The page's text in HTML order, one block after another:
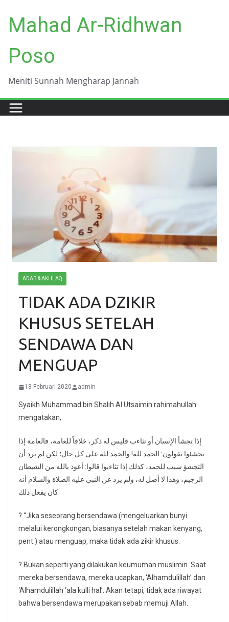
content
Mahad Ar-Ridhwan
Poso
Meniti Sunnah Mengharap Jannah
ADAB & AKHLAQ
TIDAK ADA DZIKIR
KHUSUS SETELAH
SENDAWA DAN
MENGUAP
13 Februari 2020 admin
Syaikh Muhammad bin Shalih Al Utsaimin rahimahullah
mengatakan,
إذا تجشأ الإنسان أو تثاءب فليس له ذكر، خلافاً للعامة، فالعامة إذا
تجشئوا يقولون: الحمد لله! والحمد لله على كل حال؛ لكن لم يرد أن
التجشؤ سبب للحمد، كذلك إذا تثاءبوا قالوا: أعوذ بالله من الشيطان
الرجيم، وهذا لا أصل له، ولم يرد عن النبي عليه الصلاة والسلام أنه
? “Jika seseorang bersendawa (mengeluarkan bunyi
melalui kerongkongan, biasanya setelah makan kenyang,
pent.) atau menguap, maka tidak ada zikir khusus.
? Bukan seperti yang dilakukan keumuman muslimin. Saat
mereka bersendawa, mereka ucapkan, ‘Alhamdulillah’ dan
‘Alhamdulillah ‘ala kulli hal’. Akan tetapi, tidak ada riwayat
bahwa bersendawa merupakan sebab memuji Allah.